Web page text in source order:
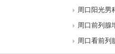
周口阳光男
周口前列腺
周口看前列